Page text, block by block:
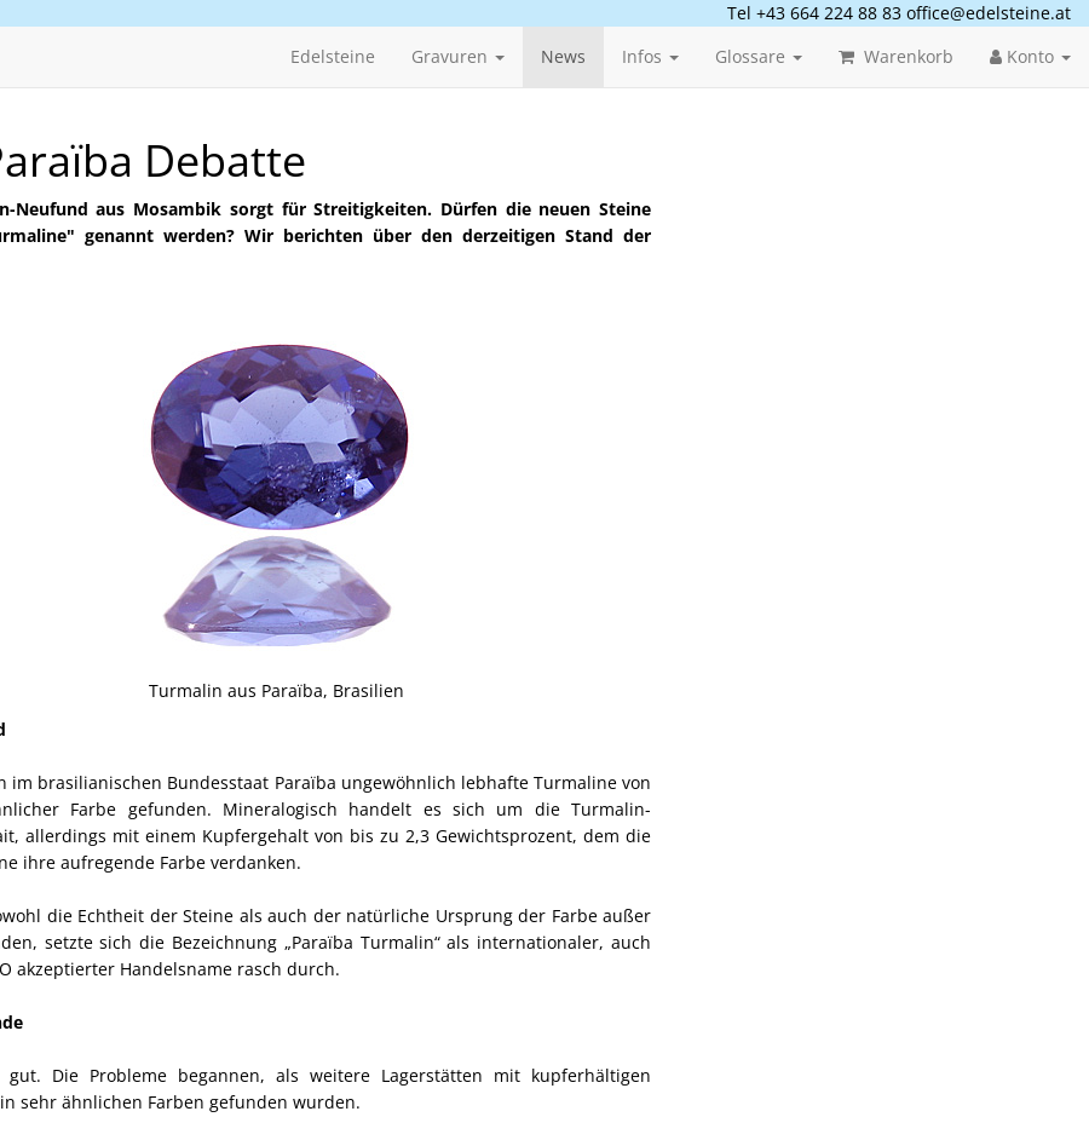
Tel +43 664 224 88 83 office@edelsteine.at
Edelsteine Gravuren News Infos Glossare Warenkorb Konto
Debatte
Neufund aus Mosambik sorgt für Streitigkeiten. Dürfen die neuen Steine
genannt werden? Wir berichten über den derzeitigen Stand der
Turmalin aus Paraïba, Brasilien
im brasilianischen Bundesstaat Paraïba ungewöhnlich lebhafte Turmaline von
Farbe gefunden. Mineralogisch handelt es sich um die Turmalin-
allerdings mit einem Kupfergehalt von bis zu 2,3 Gewichtsprozent, dem die
ihre aufregende Farbe verdanken.
die Echtheit der Steine als auch der natürliche Ursprung der Farbe außer
setzte sich die Bezeichnung „Paraïba Turmalin“ als internationaler, auch
akzeptierter Handelsname rasch durch.
Die Probleme begannen, als weitere Lagerstätten mit kupferhältigen
sehr ähnlichen Farben gefunden wurden.